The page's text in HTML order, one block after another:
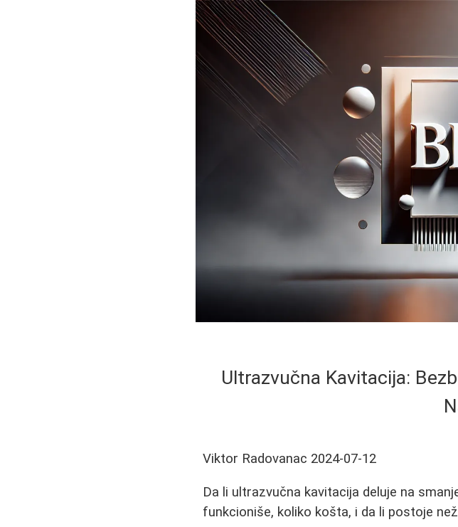
Ultrazvučna Kavitacija:
Viktor Radovanac 2024-07-12
Da li ultrazvučna kavitacija deluje na
funkcioniše, koliko košta, i da li postoje